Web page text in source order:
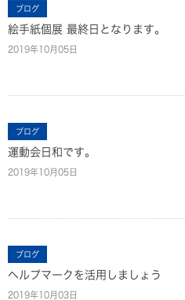
ブログ
絵手紙個展 最終日となります。
2019年10月05日
ブログ
運動会日和です。
2019年10月05日
ブログ
ヘルプマークを活用しましょう
2019年10月03日